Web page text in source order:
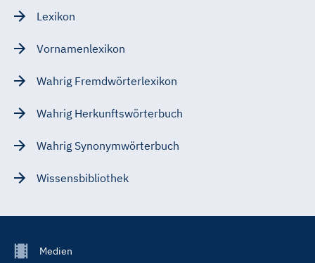
Lexikon
Vornamenlexikon
Wahrig Fremdwörterlexikon
Wahrig Herkunftswörterbuch
Wahrig Synonymwörterbuch
Wissensbibliothek
FooterMedien